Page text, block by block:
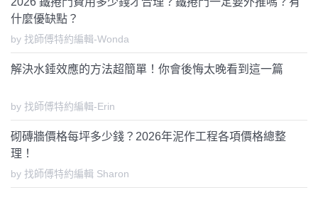
什麼優缺點？
by 找師傅特約編輯-Wonda
解決水錘效應的方法超簡單！你會後悔太晚看到這一篇
by 找師傅特約編輯-Erin
砌磚牆價格每坪多少錢？2026年泥作工程各項價格總整
理！
by 找師傅特約編輯 Sharon